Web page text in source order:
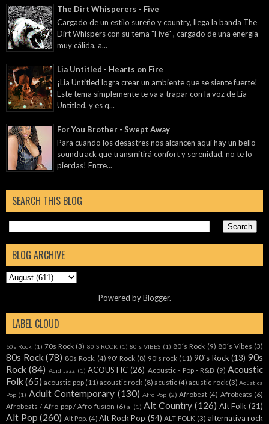
The Dirt Whisperers - Five
Cargado de un estilo sureño y country, llega la banda The
Dirt Whispers con su tema "Five" , cargado de una energía
muy cálida, a...
Lia Untitled - Hearts on Fire
¡Lia Untitled logra crear un ambiente que se siente fuerte!
Este tema simplemente te va a trapar con la voz de Lia
Untitled, y es q...
For You Brother - Swept Away
Para cuando los desastres nos alcancen aquí hay un bello
soundtrack que transmitirá confort y serenidad, no te lo
pierdas! Entre...
SEARCH THIS BLOG
BLOG ARCHIVE
Powered byBlogger.
LABEL CLOUD
60s Rock (1) 70s Rock (3) 80'S ROCK (1) 80's VIBES (1) 80´s Rock (9) 80´s Vibes (3)
80s Rock (78) 80s Rock. (4) 90' Rock (8) 90's rock (11) 90´s Rock (13) 90s
Rock (84) Acid Jazz (1) ACOUSTIC (26) Acoustic - Pop - R&B (9) Acoustic
Folk (65) acoustic pop (11) acoustic rock (8) acustic (4) acustic rock (3) Acústica
Pop (1) Adult Contemporary (130) Afro Pop (2) Afrobeat (4) Afrobeats (6)
Afrobeats / Afro-pop / Afro-fusion (6) al (1) Alt Country (126) Alt Folk (21)
Alt Pop (260) Alt Pop. (4) Alt Rock Pop (54) ALT-FOLK (3) alternativa rock